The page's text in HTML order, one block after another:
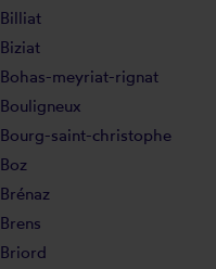
Billiat
Biziat
Bohas-meyriat-rignat
Bouligneux
Bourg-saint-christophe
Boz
Brénaz
Brens
Briord